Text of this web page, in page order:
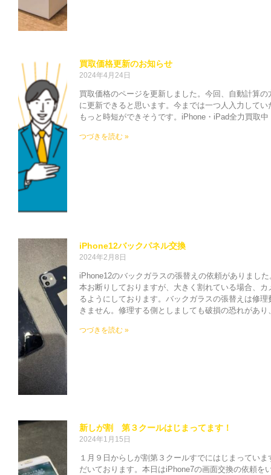
買取価格更新のお知らせ
2024年4月24日
買取価格のページを更新しました。今回、自動計算
に更新できると思います。今までは一つ人入力して
もっと時短ができそうです。iPhone・iPad全力買取
つづきを読む »
iPhone12バックパネル交換
2024年2月8日
iPhone12のバックガラスの張替えの依頼がありまし
本お断りしておりますが、大きく割れている場合、
るようにしております。バックガラスの張替えは修
きません。修理する側としましても破損の恐れがあり
つづきを読む »
新しが割 第３クールはじまってます！
2024年1月15日
１月９日からしが割第３クールすでにはじまってい
だいております。本日はiPhone7の画面交換の依頼を